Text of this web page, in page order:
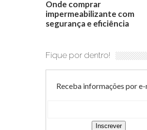
Onde comprar
impermeabilizante com
segurança e eficiência
Fique por dentro!
Receba informações por